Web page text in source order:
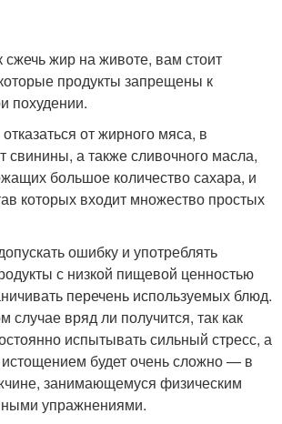
сжечь жир на животе, вам стоит
продукты запрещены к
похудении.
от жирного мяса, в
свинины, а также сливочного масла,
большое количество сахара, и
которых входит множество простых
ошибку и употреблять
с низкой пищевой ценностью
перечень используемых блюд.
случае вряд ли получится, так как
испытывать сильный стресс, а
истощением будет очень сложно — в
занимающемуся физическим
упражнениями.